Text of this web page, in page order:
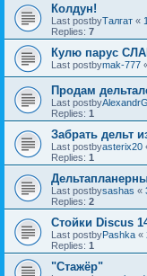
Колдун!
Last postbyТалгат «
Replies: 7
Кулю парус
Last postbymak-777
Продам
Last postbyAlexandrG
Replies: 1
Забрать дельт
Last postbyasterix20
Replies: 1
Last postbysashas «
Replies: 2
Стойки Discus
Last postbyPashka «
Replies: 1
"Стажёр"